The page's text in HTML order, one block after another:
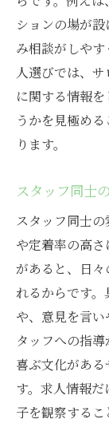
キャ
す
美容
美容
美容
堂島エリ
美容
転職
徴
堂島
美容
すさ
堂島
点
美容
ションの場が
み相談がしや
人選びでは、
に関する情報
うかを見極め
ります。
スタッフ同士
スタッフ同士
や定着率の高
があると、日
れるからです
や、意見を言
タッフへの指
喜ぶ文化があ
す。求人情報
子を観察するこ